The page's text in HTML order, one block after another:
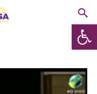
Abrir